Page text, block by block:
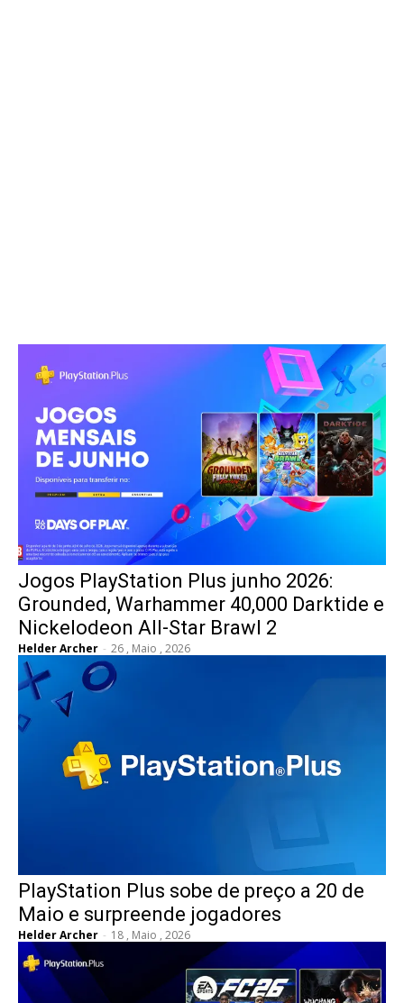
Jogos PlayStation Plus junho 2026:
Grounded, Warhammer 40,000 Darktide e
Nickelodeon All-Star Brawl 2
Helder Archer - 26 , Maio , 2026
PlayStation Plus sobe de preço a 20 de
Maio e surpreende jogadores
Helder Archer - 18 , Maio , 2026